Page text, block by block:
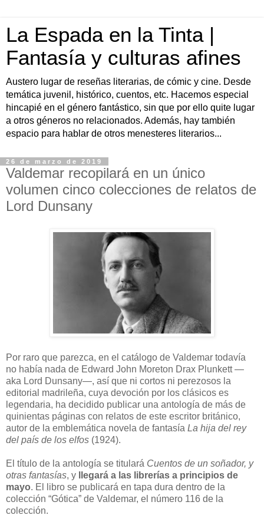
La Espada en la Tinta |
Fantasía y culturas afines
Austero lugar de reseñas literarias, de cómic y cine. Desde
temática juvenil, histórico, cuentos, etc. Hacemos especial
hincapié en el género fantástico, sin que por ello quite lugar
a otros géneros no relacionados. Además, hay también
espacio para hablar de otros menesteres literarios...
26 de marzo de 2019
Valdemar recopilará en un único
volumen cinco colecciones de relatos de
Lord Dunsany
Por raro que parezca, en el catálogo de Valdemar todavía
no había nada de Edward John Moreton Drax Plunkett —
aka Lord Dunsany—, así que ni cortos ni perezosos la
editorial madrileña, cuya devoción por los clásicos es
legendaria, ha decidido publicar una antología de más de
quinientas páginas con relatos de este escritor británico,
autor de la emblemática novela de fantasía La hija del rey
del país de los elfos (1924).
El título de la antología se titulará Cuentos de un soñador, y
otras fantasías, y
llegará a las librerías a principios de
mayo. El libro se publicará en tapa dura dentro de la
colección “Gótica” de Valdemar, el número 116 de la
colección.